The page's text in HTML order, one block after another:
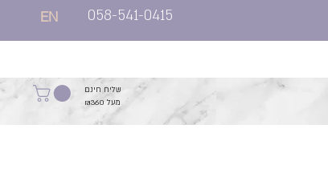
EN 058-541-0415
שליח חינם
מעל ₪360